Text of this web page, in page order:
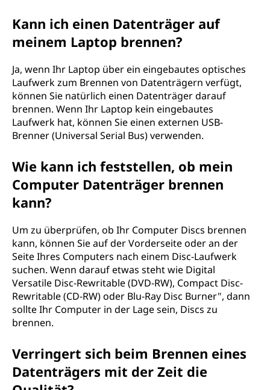
Kann ich einen Datenträger auf
meinem Laptop brennen?
Ja, wenn Ihr Laptop über ein eingebautes optisches
Laufwerk zum Brennen von Datenträgern verfügt,
können Sie natürlich einen Datenträger darauf
brennen. Wenn Ihr Laptop kein eingebautes
Laufwerk hat, können Sie einen externen USB-
Brenner (Universal Serial Bus) verwenden.
Wie kann ich feststellen, ob mein
Computer Datenträger brennen
kann?
Um zu überprüfen, ob Ihr Computer Discs brennen
kann, können Sie auf der Vorderseite oder an der
Seite Ihres Computers nach einem Disc-Laufwerk
suchen. Wenn darauf etwas steht wie Digital
Versatile Disc-Rewritable (DVD-RW), Compact Disc-
Rewritable (CD-RW) oder Blu-Ray Disc Burner", dann
sollte Ihr Computer in der Lage sein, Discs zu
brennen.
Verringert sich beim Brennen eines
Datenträgers mit der Zeit die